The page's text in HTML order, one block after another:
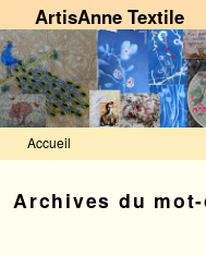
ArtisAnne Textile
Accueil
Archives du